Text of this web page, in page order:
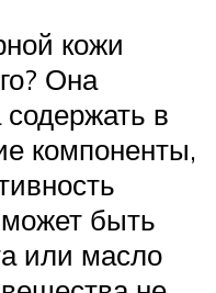
кожи
Она
в
компоненты,
быть
или масло